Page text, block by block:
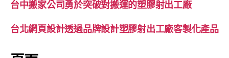
台中搬家公司勇於突破對搬運的塑膠射出工廠
台北網頁設計透過品牌設計塑膠射出工廠客製化產品